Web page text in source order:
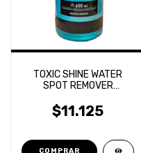
TOXIC SHINE WATER
SPOT REMOVER
DE AGUA
$11.125